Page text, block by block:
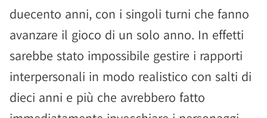
duecento anni, con i singoli turni che fanno
avanzare il gioco di un solo anno. In effetti
sarebbe stato impossibile gestire i rapporti
interpersonali in modo realistico con salti di
dieci anni e più che avrebbero fatto